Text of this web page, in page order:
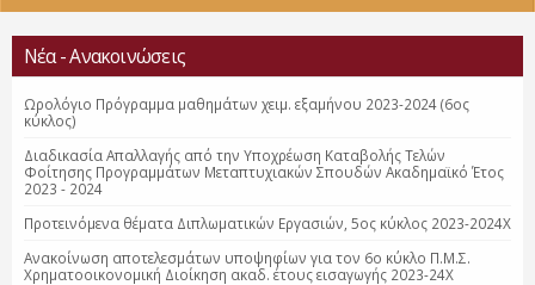
Νέα - Ανακοινώσεις
Ωρολόγιο Πρόγραμμα μαθημάτων χειμ. εξαμήνου 2023-2024 (6ος
κύκλος)
Διαδικασία Απαλλαγής από την Υποχρέωση Καταβολής Τελών
Φοίτησης Προγραμμάτων Μεταπτυχιακών Σπουδών Ακαδημαϊκό Έτος
2023 - 2024
Προτεινόμενα θέματα Διπλωματικών Εργασιών, 5ος κύκλος 2023-2024Χ
Ανακοίνωση αποτελεσμάτων υποψηφίων για τον 6ο κύκλο Π.Μ.Σ.
Χρηματοοικονομική Διοίκηση ακαδ. έτους εισαγωγής 2023-24Χ